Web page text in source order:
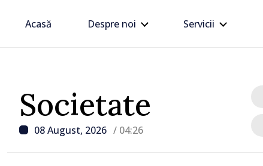
Acasă Despre noi Servicii
Societate
08 August, 2026 / 04:26